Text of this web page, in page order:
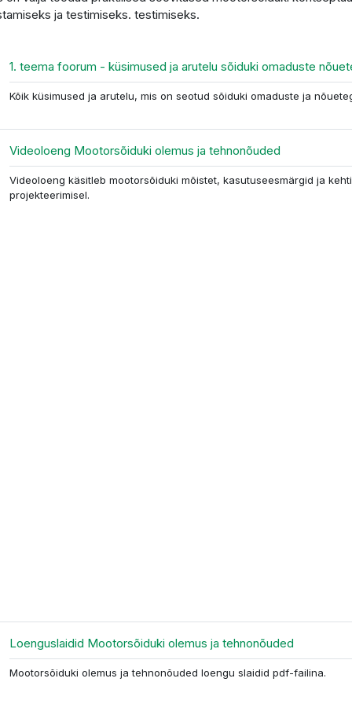
ja testimiseks. testimiseks.
1. teema foorum - küsimused ja arutelu sõiduki omaduste
Kõik küsimused ja arutelu, mis on seotud sõiduki omaduste ja
Videoloeng Mootorsõiduki olemus ja tehnonõuded
Videoloeng käsitleb mootorsõiduki mõistet, kasutuseesmärgid ja
projekteerimisel.
Loenguslaidid Mootorsõiduki olemus ja tehnonõuded
Mootorsõiduki olemus ja tehnonõuded loengu slaidid pdf-failina.